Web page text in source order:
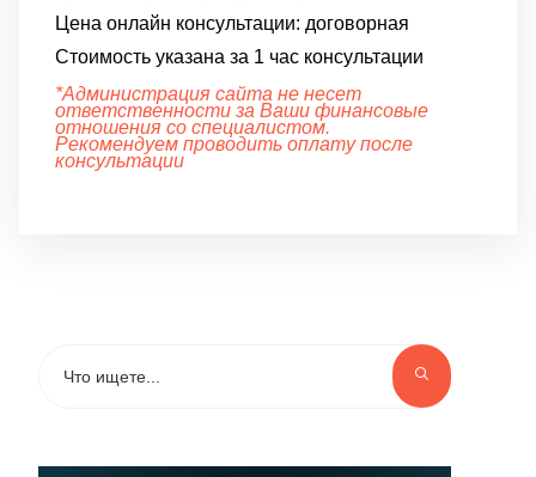
Цена онлайн консультации: договорная
Стоимость указана за 1 час консультации
*Администрация сайта не несет
ответственности за Ваши финансовые
отношения со специалистом.
Рекомендуем проводить оплату после
консультации